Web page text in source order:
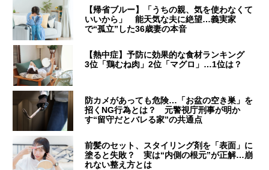
【帰省ブルー】「うちの親、気を使わなくて
いいから」 能天気な夫に絶望…義実家
で“孤立”した36歳妻の本音
【熱中症】予防に効果的な食材ランキング
3位「鶏むね肉」2位「マグロ」…1位は？
防カメがあっても危険…「お盆の空き巣」を
招くNG行為とは？ 元警視庁刑事が明か
す“留守だとバレる家”の共通点
前髪のセット、スタイリング剤を「表面」に
塗ると失敗？ 実は“内側の根元”が正解…崩
れない整え方とは